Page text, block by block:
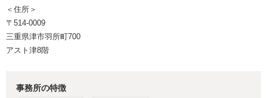
＜住所＞
〒514-0009
三重県津市羽所町700
アスト津8階
事務所の特徴